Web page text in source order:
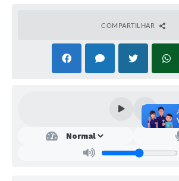
SOLICITAÇÕES PRESENCIAIS (SIC-FÍSICO)
Sistemas
COMPARTILHAR